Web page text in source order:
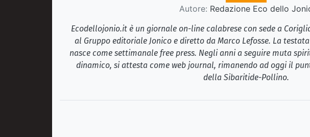
Autore: Redazione Eco dello
Ecodellojonio.it è un giornale on-line calabrese con sede a
al Gruppo editoriale Jonico e diretto da Marco Lefosse. La
nasce come settimanale free press. Negli anni a seguire muta
dinamico, si attesta come web journal, rimanendo ad oggi il
della Sibaritide-Pollino.